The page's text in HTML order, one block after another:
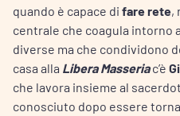
quando è capace di fare rete,
centrale che coagula intorno
diverse ma che condividono
casa alla Libera Masseriac’è
che lavora insieme al
conosciuto dopo essere